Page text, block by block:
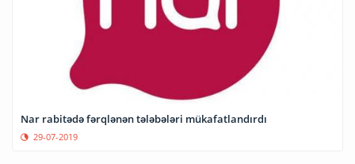
Nar rabitədə fərqlənən tələbələri mükafatlandırdı
29-07-2019